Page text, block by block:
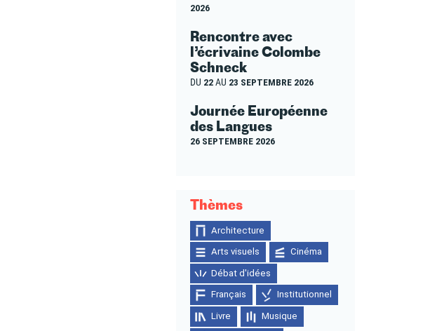
2026
Rencontre avec
l’écrivaine Colombe
Schneck
DU 22AU 23 SEPTEMBRE 2026
Journée Européenne
des Langues
26 SEPTEMBRE 2026
Thèmes
Architecture
Arts visuels Cinéma
Débat d'idées
Français Institutionnel
Livre Musique